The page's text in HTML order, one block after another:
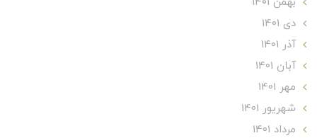
دی 1401
آذر 1401
آبان 1401
مهر 1401
شهریور 1401
مرداد 1401